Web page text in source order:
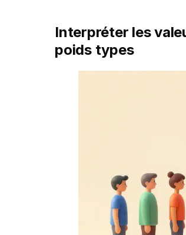
Interpréter les
poids types